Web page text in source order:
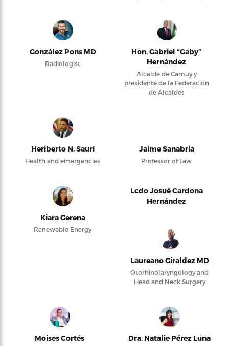
González Pons MD
Radiologist
Hon. Gabriel “Gaby”
Hernández
Alcalde de Camuy y
presidente de la Federación
de Alcaldes
Heriberto N. Saurí
Health and emergencies
Jaime Sanabria
Professor of Law
Kiara Gerena
Renewable Energy
Lcdo Josué Cardona
Hernández
Laureano Giraldez MD
Otorhinolaryngology and
Head and Neck Surgery
Moises Cortés Dra. Natalie Pérez Luna